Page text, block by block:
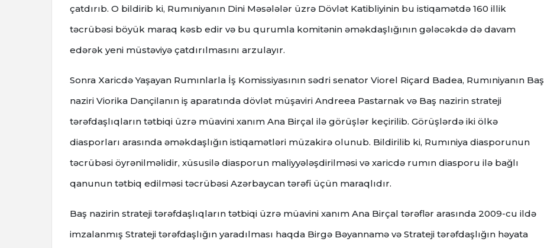
çatdırıb. O bildirib ki, Rumıniyanın Dini Məsələlər üzrə Dövlət Katibliyinin bu istiqamətdə 160 illik
təcrübəsi böyük maraq kəsb edir və bu qurumla komitənin əməkdaşlığının gələcəkdə də davam
edərək yeni müstəviyə çatdırılmasını arzulayır.
Sonra Xaricdə Yaşayan Rumınlarla İş Komissiyasının sədri senator Viorel Riçard Badea, Rumıniyanın Baş
naziri Viorika Dançilanın iş aparatında dövlət müşaviri Andreea Pastarnak və Baş nazirin strateji
tərəfdaşlıqların tətbiqi üzrə müavini xanım Ana Birçal ilə görüşlər keçirilib. Görüşlərdə iki ölkə
diasporları arasında əməkdaşlığın istiqamətləri müzakirə olunub. Bildirilib ki, Rumıniya diasporunun
təcrübəsi öyrənilməlidir, xüsusilə diasporun maliyyələşdirilməsi və xaricdə rumın diasporu ilə bağlı
qanunun tətbiq edilməsi təcrübəsi Azərbaycan tərəfi üçün maraqlıdır.
Baş nazirin strateji tərəfdaşlıqların tətbiqi üzrə müavini xanım Ana Birçal tərəflər arasında 2009-cu ildə
imzalanmış Strateji tərəfdaşlığın yaradılması haqda Birgə Bəyannamə və Strateji tərəfdaşlığın həyata